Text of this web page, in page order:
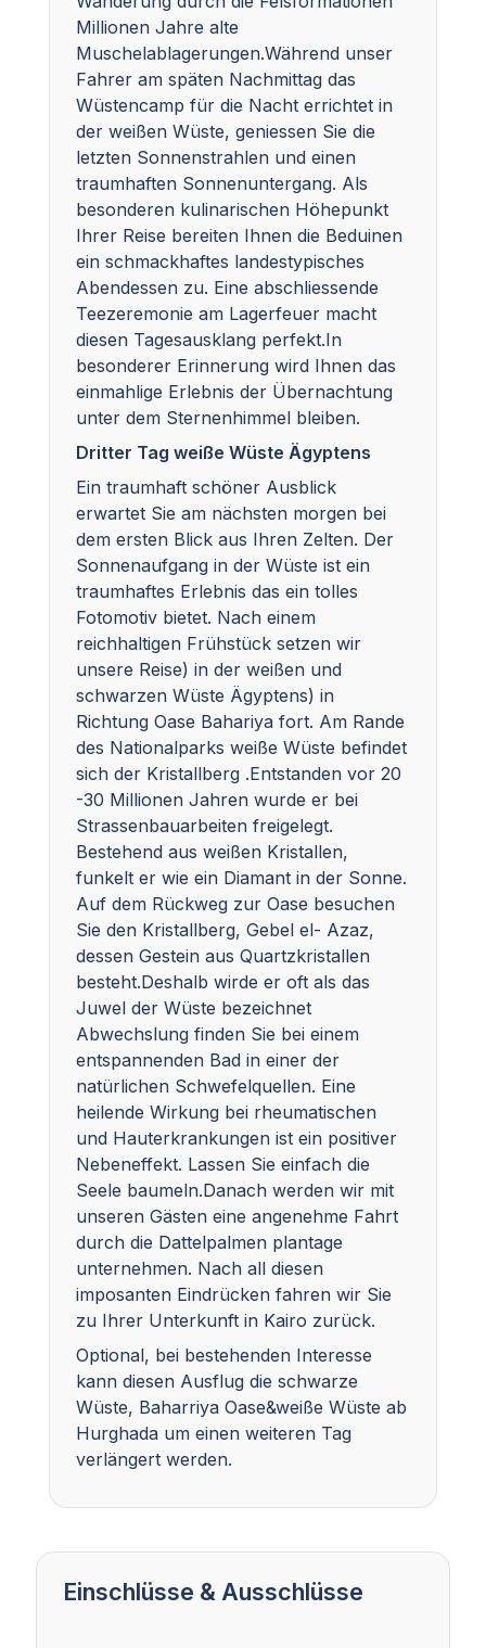
Millionen Jahre alte
Muschelablagerungen.Während unser
Fahrer am späten Nachmittag das
Wüstencamp für die Nacht errichtet in
der weißen Wüste, geniessen Sie die
letzten Sonnenstrahlen und einen
traumhaften Sonnenuntergang. Als
besonderen kulinarischen Höhepunkt
Ihrer Reise bereiten Ihnen die Beduinen
ein schmackhaftes landestypisches
Abendessen zu. Eine abschliessende
Teezeremonie am Lagerfeuer macht
diesen Tagesausklang perfekt.In
besonderer Erinnerung wird Ihnen das
einmahlige Erlebnis der Übernachtung
unter dem Sternenhimmel bleiben.
Dritter Tag weiße Wüste Ägyptens
Ein traumhaft schöner Ausblick
erwartet Sie am nächsten morgen bei
dem ersten Blick aus Ihren Zelten. Der
Sonnenaufgang in der Wüste ist ein
traumhaftes Erlebnis das ein tolles
Fotomotiv bietet. Nach einem
reichhaltigen Frühstück setzen wir
unsere Reise) in der weißen und
schwarzen Wüste Ägyptens) in
Richtung Oase Bahariya fort. Am Rande
des Nationalparks weiße Wüste befindet
sich der Kristallberg .Entstanden vor 20
-30 Millionen Jahren wurde er bei
Strassenbauarbeiten freigelegt.
Bestehend aus weißen Kristallen,
funkelt er wie ein Diamant in der Sonne.
Auf dem Rückweg zur Oase besuchen
Sie den Kristallberg, Gebel el- Azaz,
dessen Gestein aus Quartzkristallen
besteht.Deshalb wirde er oft als das
Juwel der Wüste bezeichnet
Abwechslung finden Sie bei einem
entspannenden Bad in einer der
natürlichen Schwefelquellen. Eine
heilende Wirkung bei rheumatischen
und Hauterkrankungen ist ein positiver
Nebeneffekt. Lassen Sie einfach die
Seele baumeln.Danach werden wir mit
unseren Gästen eine angenehme Fahrt
durch die Dattelpalmen plantage
unternehmen. Nach all diesen
imposanten Eindrücken fahren wir Sie
zu Ihrer Unterkunft in Kairo zurück.
Optional, bei bestehenden Interesse
kann diesen Ausflug die schwarze
Wüste, Baharriya Oase&weiße Wüste ab
Hurghada um einen weiteren Tag
verlängert werden.
Einschlüsse & Ausschlüsse